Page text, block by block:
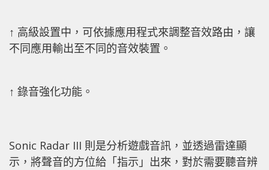
↑ 高級設置中，可依據應用程式來調整音效路由，讓
不同應用輸出至不同的音效裝置。
↑ 錄音強化功能。
Sonic Radar III 則是分析遊戲音訊，並透過雷達顯
示，將聲音的方位給「指示」出來，對於需要聽音辨